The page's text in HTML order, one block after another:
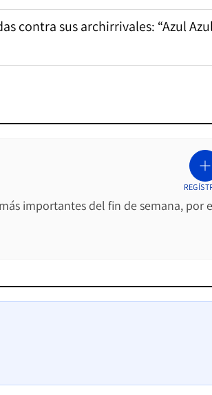
contra sus archirrivales: “Azul
importantes del fin de semana, por